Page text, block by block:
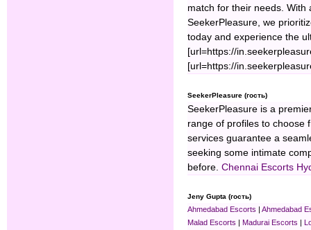
match for their needs. With
SeekerPleasure, we
today and experience the
[url=https://
[url=https://
SeekerPleasure (гость)
SeekerPleasure is a
range of profiles to choose
services guarantee a
seeking some intimate
before. Chennai Escorts
Jeny Gupta (гость)
Ahmedabad Escorts | Ahmedabad
Malad Escorts | Madurai Escorts |